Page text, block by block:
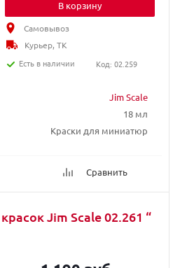
Jim Scale
18 мл
Краски для миниатюр
Сравнить
В корзину
Самовывоз
Курьер, ТК
Есть в наличии
Код: 02.259
Jim Scale 02.261 “